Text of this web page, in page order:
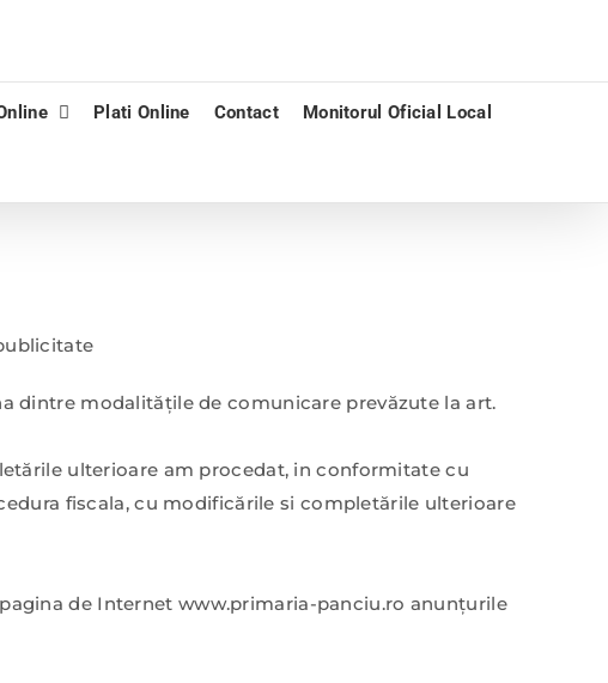
Plati Online Contact Monitorul Oficial Local
dintre modalităţile de comunicare prevăzute la art.
ulterioare am procedat, in conformitate cu
fiscala, cu modificările si completările ulterioare
de Internet www.primaria-panciu.ro anunţurile